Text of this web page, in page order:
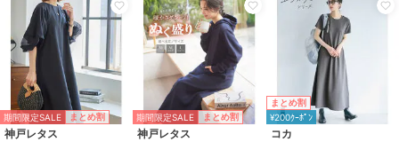
期間限定SALE まとめ割
神戸レタス
期間限定SALE まとめ割
神戸レタス
まとめ割
¥200ｸｰﾎﾟﾝ
コカ